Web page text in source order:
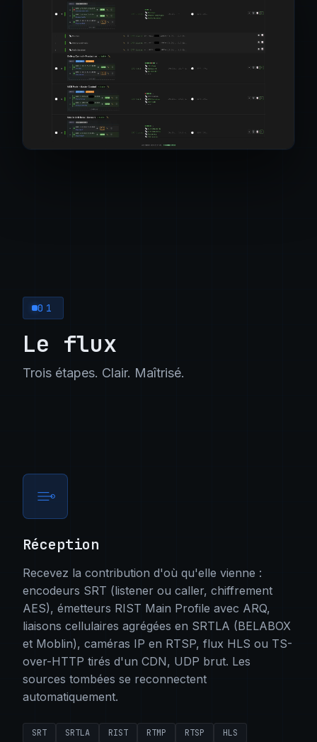
SRTLARIST
01
Le flux
Trois étapes. Clair. Maîtrisé.
Réception
Recevez la contribution d'où qu'elle vienne :
encodeurs SRT (listener ou caller, chiffrement
AES), émetteurs RIST Main Profile avec ARQ,
liaisons cellulaires agrégées en SRTLA (BELABOX
et Moblin), caméras IP en RTSP, flux HLS ou TS-
over-HTTP tirés d'un CDN, UDP brut. Les
sources tombées se reconnectent
automatiquement.
SRT SRTLA RIST RTMP RTSP
HLS